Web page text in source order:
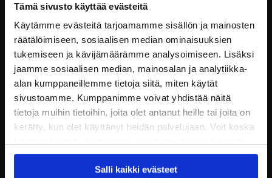
Tämä sivusto käyttää evästeitä
Käytämme evästeitä tarjoamamme sisällön ja mainosten
räätälöimiseen, sosiaalisen median ominaisuuksien
tukemiseen ja kävijämäärämme analysoimiseen. Lisäksi
jaamme sosiaalisen median, mainosalan ja analytiikka-
alan kumppaneillemme tietoja siitä, miten käytät
sivustoamme. Kumppanimme voivat yhdistää näitä
tietoja muihin tietoihin, joita olet antanut heille tai joita on
kerätty, kun olet käyttänyt heidän palvelujaan. Voit koska
käytöstäEvästeet-sivultamme.
Salli kaikki evästeet
JYP Jyväskylä Oy
Puistokatu 21, 40200 Jyväskylä